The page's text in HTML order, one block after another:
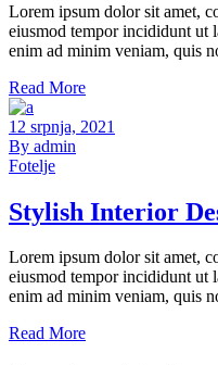
Lorem ipsum dolor sit amet,
eiusmod tempor incididunt ut
enim ad minim veniam, quis
Read More
12 srpnja, 2021
By admin
Fotelje
Stylish Interior
Lorem ipsum dolor sit amet,
eiusmod tempor incididunt ut
enim ad minim veniam, quis
Read More